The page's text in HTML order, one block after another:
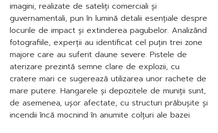
imagini, realizate de sateliți comerciali și
guvernamentali, pun în lumină detalii esențiale despre
locurile de impact și extinderea pagubelor. Analizând
fotografiile, experții au identificat cel puțin trei zone
majore care au suferit daune severe. Pistele de
aterizare prezintă semne clare de explozii, cu
cratere mari ce sugerează utilizarea unor rachete de
mare putere. Hangarele și depozitele de muniții sunt,
de asemenea, ușor afectate, cu structuri prăbușite și
incendii încă mocnind în anumite colțuri ale bazei.